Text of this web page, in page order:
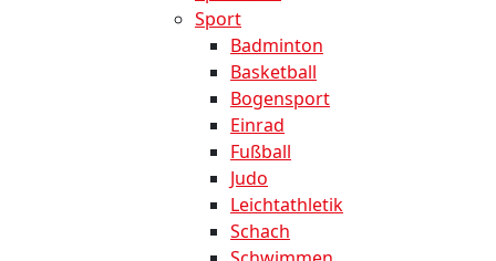
Sport
Badminton
Basketball
Bogensport
Einrad
Fußball
Judo
Leichtathletik
Schach